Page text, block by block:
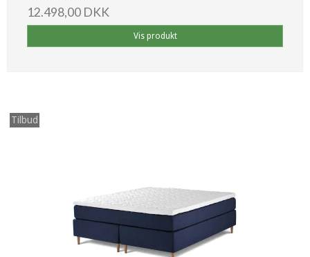
12.498,00 DKK
Vis produkt
Tilbud